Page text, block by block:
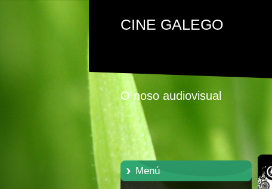
CINE GALEGO
O noso audiovisual
Menú